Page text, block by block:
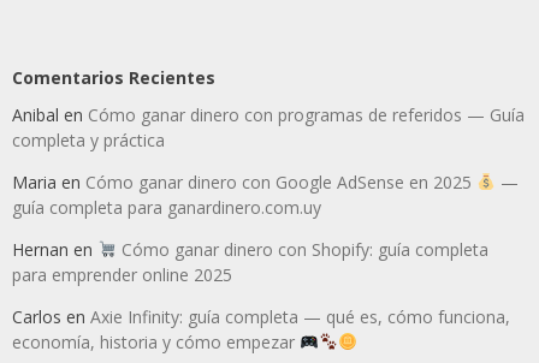
Comentarios Recientes
Anibal en Cómo ganar dinero con programas de referidos — Guía
completa y práctica
Maria en Cómo ganar dinero con Google AdSense en 2025
—
guía completa para ganardinero.com.uy
Hernan en
Cómo ganar dinero con Shopify: guía completa
para emprender online 2025
Carlos en Axie Infinity: guía completa — qué es, cómo funciona,
economía, historia y cómo empezar